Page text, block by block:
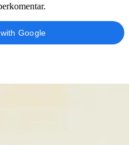
Google